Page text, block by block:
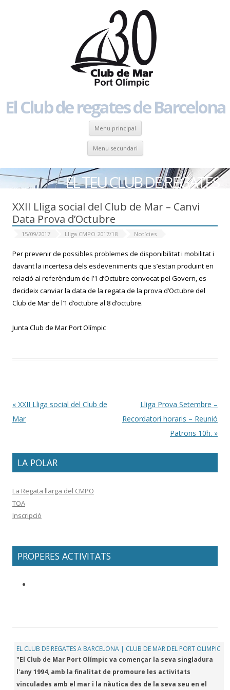
El Club de regates de Barcelona
Menu principal Skip to content
Menu secundari Skip to content
EL TEU CLUB DE REGATES
XXII Lliga social del Club de Mar – Canvi
Data Prova d’Octubre
15/09/2017 Lliga CMPO 2017/18 Notícies
Per prevenir de possibles problemes de disponibilitat i mobilitat i
davant la incertesa dels esdeveniments que s’estan produint en
relació al referèndum de l’1 d’Octubre convocat pel Govern, es
decideix canviar la data de la regata de la prova d’Octubre del
Club de Mar de l’1 d’octubre al 8 d’octubre.
Junta Club de Mar Port Olímpic
Post navigation
« XXII Lliga social del Club de
Mar
Lliga Prova Setembre –
Recordatori horaris – Reunió
Patrons 10h. »
LA POLAR
La Regata llarga del CMPO
TOA
Inscripció
PROPERES ACTIVITATS
EL CLUB DE REGATES A BARCELONA | CLUB DE MAR DEL PORT OLIMPIC
"El Club de Mar Port Olímpic va començar la seva singladura
l'any 1994, amb la finalitat de promoure les activitats
vinculades amb el mar i la nàutica des de la seva seu en el